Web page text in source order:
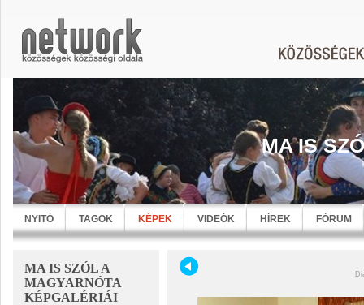
MA IS
NYITÓ TAGOK KÉPEK VIDEÓK HÍREK FÓRUM
MA IS SZÓL A
MAGYARNÓTA
KÉPGALÉRIÁI